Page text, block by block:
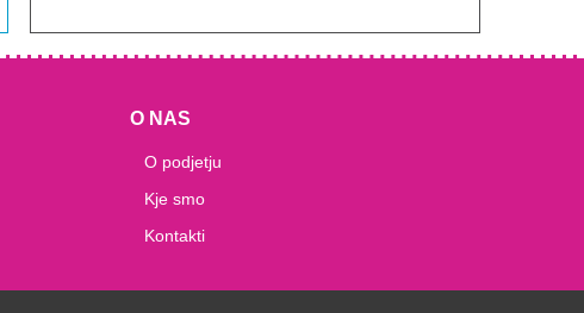
O NAS
O podjetju
Kje smo
Kontakti